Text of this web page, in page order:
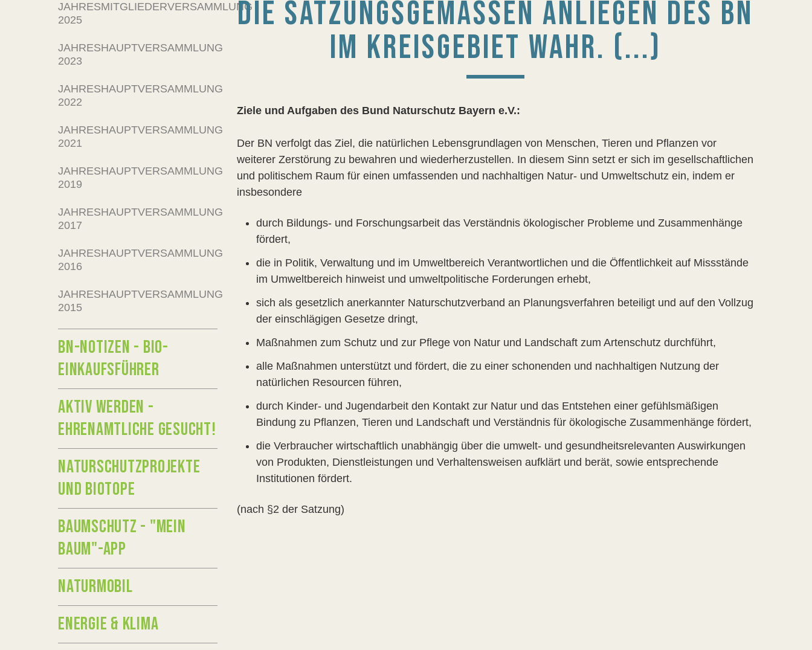
DIE SATZUNGSGEMÄSSEN ANLIEGEN DES BN I
M KREISGEBIET WAHR. (...)
Ziele und Aufgaben des Bund Naturschutz Bayern e.V.:
Der BN verfolgt das Ziel, die natürlichen Lebensgrundlagen von Menschen, Tieren und Pflanzen vor
weiterer Zerstörung zu bewahren und wiederherzustellen. In diesem Sinn setzt er sich im gesellschaftlichen
und politischem Raum für einen umfassenden und nachhaltigen Natur- und Umweltschutz ein, indem er
insbesondere
durch Bildungs- und Forschungsarbeit das Verständnis ökologischer Probleme und Zusammenhänge
fördert,
die in Politik, Verwaltung und im Umweltbereich Verantwortlichen und die Öffentlichkeit auf Missstände
im Umweltbereich hinweist und umweltpolitische Forderungen erhebt,
sich als gesetzlich anerkannter Naturschutzverband an Planungsverfahren beteiligt und auf den Vollzug
der einschlägigen Gesetze dringt,
Maßnahmen zum Schutz und zur Pflege von Natur und Landschaft zum Artenschutz durchführt,
alle Maßnahmen unterstützt und fördert, die zu einer schonenden und nachhaltigen Nutzung der
natürlichen Resourcen führen,
durch Kinder- und Jugendarbeit den Kontakt zur Natur und das Entstehen einer gefühlsmäßigen
Bindung zu Pflanzen, Tieren und Landschaft und Verständnis für ökologische Zusammenhänge fördert,
die Verbraucher wirtschaftlich unabhängig über die umwelt- und gesundheitsrelevanten Auswirkungen
von Produkten, Dienstleistungen und Verhaltensweisen aufklärt und berät, sowie entsprechende
Institutionen fördert.
(nach §2 der Satzung)
JAHRESMITGLIEDERVERSAMMLUNG
2025
JAHRESHAUPTVERSAMMLUNG
2023
JAHRESHAUPTVERSAMMLUNG
2022
JAHRESHAUPTVERSAMMLUNG
2021
JAHRESHAUPTVERSAMMLUNG
2019
JAHRESHAUPTVERSAMMLUNG
2017
JAHRESHAUPTVERSAMMLUNG
2016
JAHRESHAUPTVERSAMMLUNG
2015
BN-NOTIZEN - BIO-
EINKAUFSFÜHRER
AKTIV WERDEN -
EHRENAMTLICHE GESUCHT!
NATURSCHUTZPROJEKTE
UND BIOTOPE
BAUMSCHUTZ - "MEIN
BAUM"-APP
NATURMOBIL
ENERGIE & KLIMA